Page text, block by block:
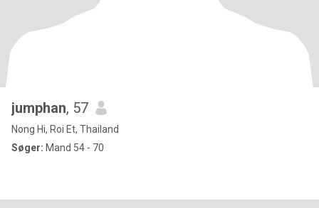
jumphan, 57
Nong Hi, Roi Et, Thailand
Søger: Mand 54 - 70